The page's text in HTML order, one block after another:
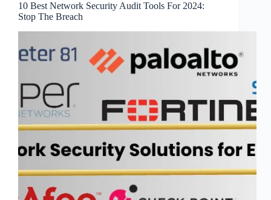
10 Best Network Security Audit Tools For 2024:
Stop The Breach